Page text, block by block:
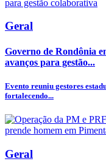
Geral
Governo de Rondônia
avanços para gestão...
Evento reuniu gestores
fortalecendo...
Geral